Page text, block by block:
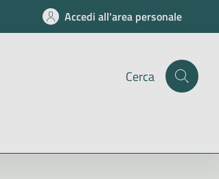
Accedi all'area personale
Cerca